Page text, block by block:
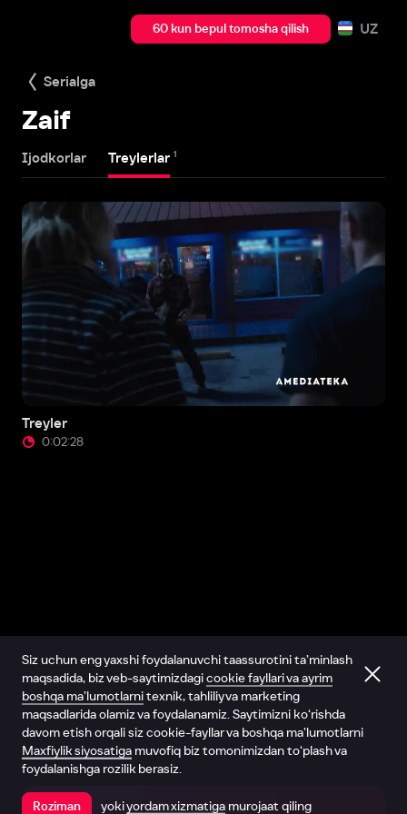
60 kun bepul tomosha qilish UZ
Serialga
Zaif
Ijodkorlar Treylerlar 1
Treyler
0:02:28
Ilovada ochish
Siz uchun eng yaxshi foydalanuvchi taassurotini ta’minlash
maqsadida, biz veb-saytimizdagicookie fayllari va ayrim
boshqa ma’lumotlarnitexnik, tahliliy va marketing
maqsadlarida olamiz va foydalanamiz. Saytimizni ko‘rishda
davom etish orqali siz cookie-fayllar va boshqa ma’lumotlarni
Maxfiylik siyosatiga muvofiq biz tomonimizdan to‘plash va
foydalanishga rozilik berasiz.
Roziman yokiyordam xizmatiga murojaat qiling